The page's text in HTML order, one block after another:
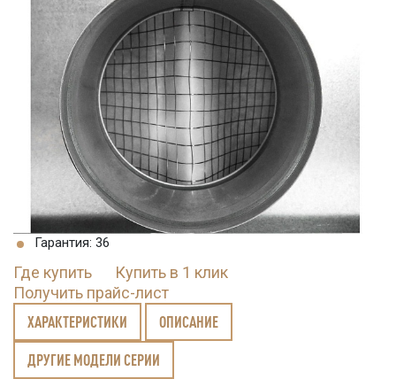
Гарантия: 36
Где купить
Купить в 1 клик
Получить прайс-лист
ХАРАКТЕРИСТИКИ ОПИСАНИЕ
ДРУГИЕ МОДЕЛИ СЕРИИ